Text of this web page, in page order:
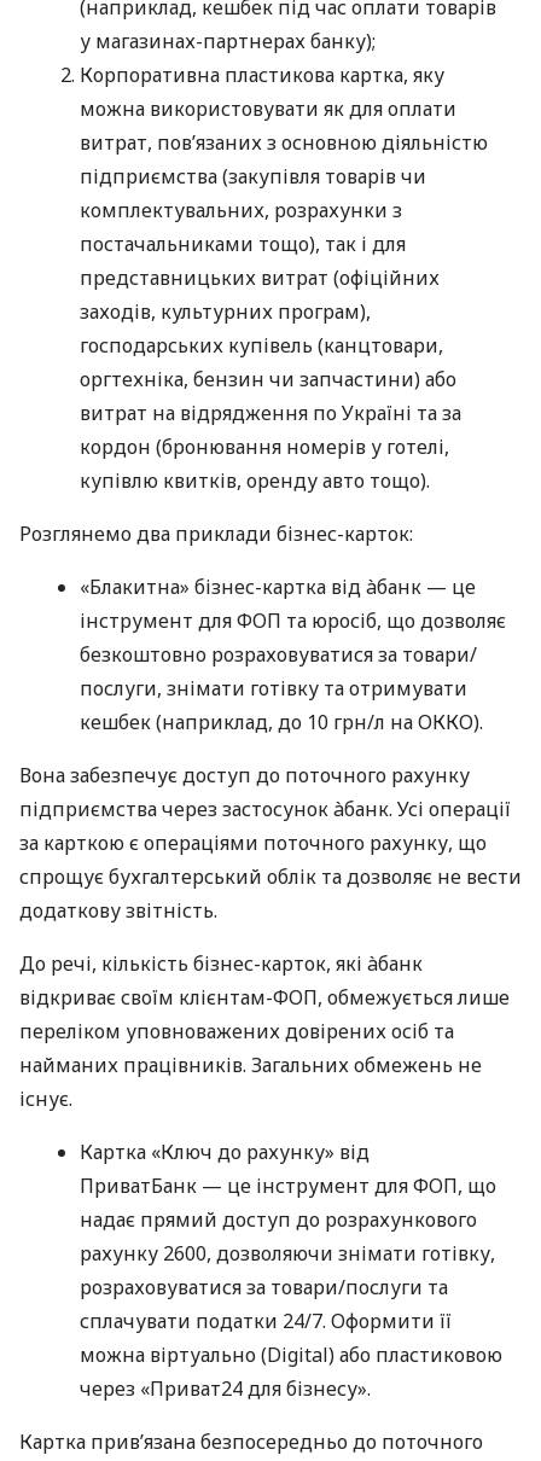
(наприклад, кешбек під час оплати товарів
у магазинах-партнерах банку);
Корпоративна пластикова картка, яку
можна використовувати як для оплати
витрат, пов’язаних з основною діяльністю
підприємства (закупівля товарів чи
комплектувальних, розрахунки з
постачальниками тощо), так і для
представницьких витрат (офіційних
заходів, культурних програм),
господарських купівель (канцтовари,
оргтехніка, бензин чи запчастини) або
витрат на відрядження по Україні та за
кордон (бронювання номерів у готелі,
купівлю квитків, оренду авто тощо).
Розглянемо два приклади бізнес-карток:
«Блакитна» бізнес-картка від àбанк — це
інструмент для ФОП та юросіб, що дозволяє
безкоштовно розраховуватися за товари/
послуги, знімати готівку та отримувати
кешбек (наприклад, до 10 грн/л на ОККО).
Вона забезпечує доступ до поточного рахунку
підприємства через застосунок àбанк. Усі операції
за карткою є операціями поточного рахунку, що
спрощує бухгалтерський облік та дозволяє не вести
додаткову звітність.
До речі, кількість бізнес-карток, які àбанк
відкриває своїм клієнтам-ФОП, обмежується лише
переліком уповноважених довірених осіб та
найманих працівників. Загальних обмежень не
існує.
Картка «Ключ до рахунку» від
ПриватБанк — це інструмент для ФОП, що
надає прямий доступ до розрахункового
рахунку 2600, дозволяючи знімати готівку,
розраховуватися за товари/послуги та
сплачувати податки 24/7. Оформити її
можна віртуально (Digital) або пластиковою
через «Приват24 для бізнесу».
Картка прив’язана безпосередньо до поточного